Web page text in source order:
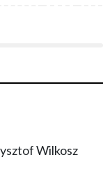
Wilkosz